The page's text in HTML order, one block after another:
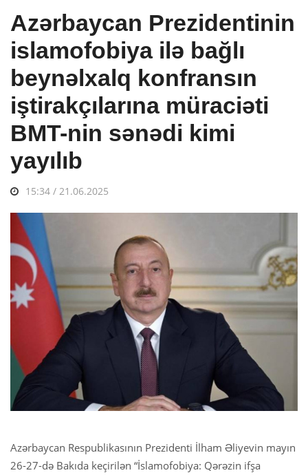
Azərbaycan Prezidentinin
islamofobiya ilə bağlı
beynəlxalq konfransın
iştirakçılarına müraciəti
BMT-nin sənədi kimi
yayılıb
15:34 / 21.06.2025
Azərbaycan Respublikasının Prezidenti İlham Əliyevin mayın
26-27-də Bakıda keçirilən “İslamofobiya: Qərəzin ifşa